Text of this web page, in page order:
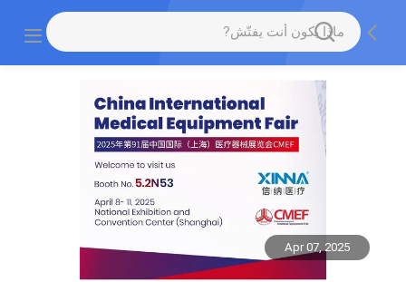
Apr 07, 2025